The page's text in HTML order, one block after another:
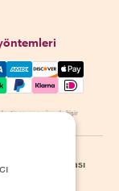
Visa, Amex,
göre değişir
Site haritası